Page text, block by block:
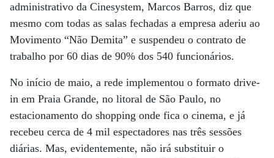
administrativo da Cinesystem, Marcos Barros, diz que
mesmo com todas as salas fechadas a empresa aderiu ao
Movimento “Não Demita” e suspendeu o contrato de
trabalho por 60 dias de 90% dos 540 funcionários.
No início de maio, a rede implementou o formato drive-
in em Praia Grande, no litoral de São Paulo, no
estacionamento do shopping onde fica o cinema, e já
recebeu cerca de 4 mil espectadores nas três sessões
diárias. Mas, evidentemente, não irá substituir o